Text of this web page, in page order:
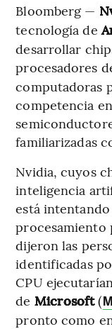
Bloomberg —
tecnología de
desarrollar
procesadores
computadoras
competencia
familiarizadas
Nvidia, cuyos
inteligencia
está
procesamiento
dijeron las
identificadas
CPU
de Microsoft(
pronto como